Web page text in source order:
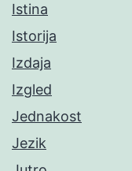
Istina
Istorija
Izdaja
Izgled
Jednakost
Jezik